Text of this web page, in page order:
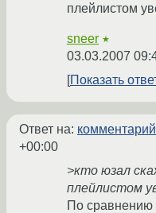
плейлистом
sneer ★
03.03.2007
Показать
Ответ на: комментарий
+00:00
>кто юзал
плейлистом
По сравнению